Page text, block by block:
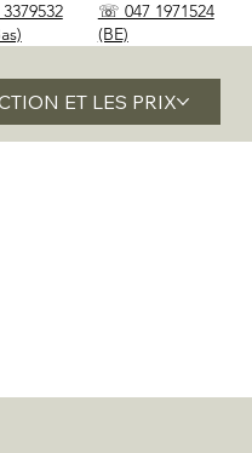
☏ 047 1971524
(BE)
ET LES PRIX